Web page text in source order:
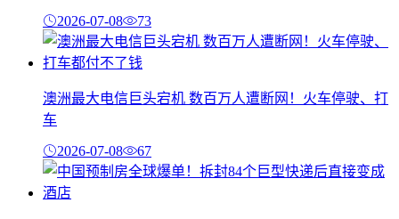
2026-07-08 73
澳洲最大电信巨头宕机 数百万人遭断网！火车停驶、打
车
2026-07-08 67